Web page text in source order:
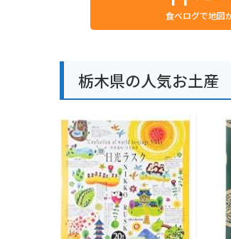
食べログで地図
栃木県の人気お土産